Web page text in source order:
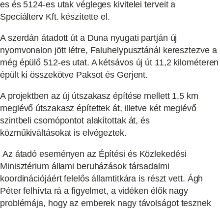
es és 5124-es utak végleges kivitelei terveit a
Speciálterv Kft. készítette el.
A szerdán átadott út a Duna nyugati partján új
nyomvonalon jött létre, Faluhelypusztánál keresztezve a
még épülő 512-es utat. A kétsávos új út 11,2 kilométeren
épült ki összekötve Paksot és Gerjent.
A projektben az új útszakasz építése mellett 1,5 km
meglévő útszakasz építettek át, illetve két meglévő
szintbeli csomópontot alakítottak át, és
közműkiváltásokat is elvégeztek.
Az átadó eseményen az Építési és Közlekedési
Minisztérium állami beruházások társadalmi
koordinációjáért felelős államtitkára is részt vett. Ágh
Péter felhívta rá a figyelmet, a vidéken élők nagy
problémája, hogy az emberek nagy távolságot tesznek